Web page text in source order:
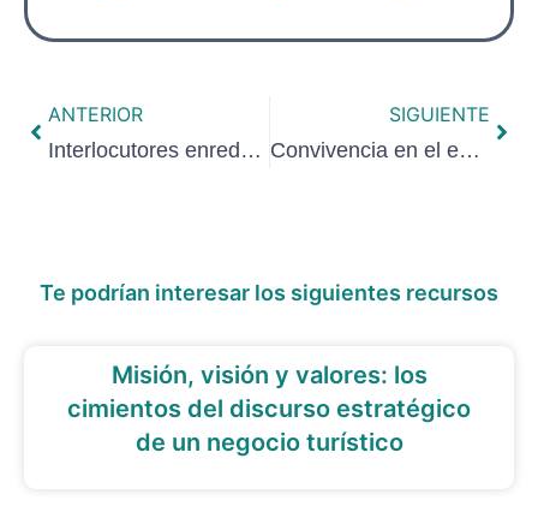
ANTERIOR
Interlocutores enredados: Mapea las relaciones de tu organización
SIGUIENTE
Convivencia en el entorno digital para la construcción de comunidades
Te podrían interesar los siguientes recursos
Misión, visión y valores: los
cimientos del discurso estratégico
de un negocio turístico